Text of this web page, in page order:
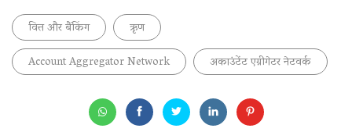
वित्त और बैंकिंग
ऋृण
Account Aggregator Network
अकाउंटेंट एग्रीगेटर नेटवर्क